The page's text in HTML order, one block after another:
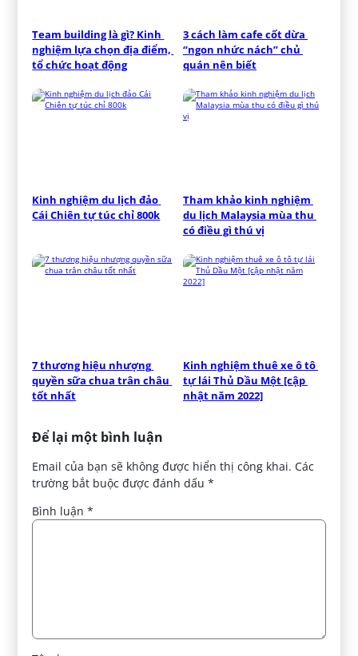
Team building là gì? Kinh
nghiệm lựa chọn địa điểm,
tổ chức hoạt động
3 cách làm cafe cốt dừa
“ngon nhức nách” chủ
quán nên biết
Kinh nghiệm du lịch đảo
Cái Chiên tự túc chỉ 800k
Tham khảo kinh nghiệm
du lịch Malaysia mùa thu
có điều gì thú vị
7 thương hiệu nhượng
quyền sữa chua trân châu
tốt nhất
Kinh nghiệm thuê xe ô tô
tự lái Thủ Dầu Một [cập
nhật năm 2022]
Để lại một bình luận
Email của bạn sẽ không được hiển thị công khai. Các
trường bắt buộc được đánh dấu*
Bình luận*